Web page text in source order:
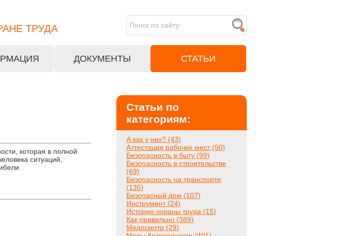
ТРУДА
ДОКУМЕНТЫ СТАТЬИ
которая в полной
ситуаций,
Статьи по
категориям:
А как у них? (43)
Аттестация рабочих мест (50)
Безопасность в быту (99)
Безопасность в строительстве
(69)
Безопасность на транспорте
(135)
Безопасный дом (107)
Инструмент (24)
История охраны труда (15)
Как правильно (389)
Медосмотр (29)